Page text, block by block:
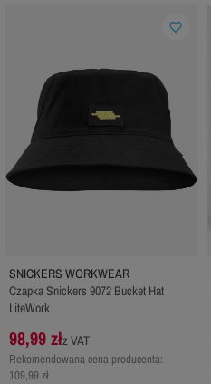
SNICKERS WORKWEAR
Czapka Snickers 9072 Bucket Hat
LiteWork
98,99 złz VAT
Rekomendowana cena producenta:
109,99 zł
favorite_border